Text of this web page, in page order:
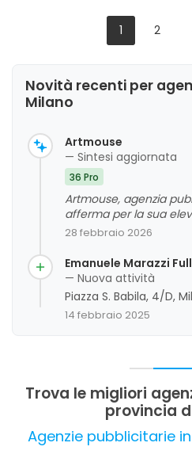
1 2
Novità recenti per
Milano
Artmouse
— Sintesi aggiornata
36 Pro
Artmouse, agenzia
afferma per la sua
competenza e
soddisfazione dei
puntualità e
molto apprezzati, così
l'efficienza del team.
evidenzia un servizio
28 febbraio 2026
Emanuele Marazzi
— Nuova attività
Piazza S. Babila, 4/D,
14 febbraio 2025
Trova le migliori
provincia
Agenzie pubblicitarie